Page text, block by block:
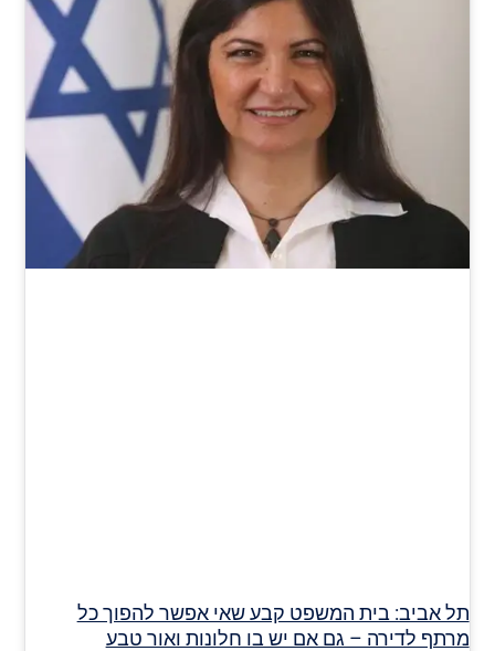
תל אביב: בית המשפט קבע שאי אפשר להפוך כל
מרתף לדירה – גם אם יש בו חלונות ואור טבע